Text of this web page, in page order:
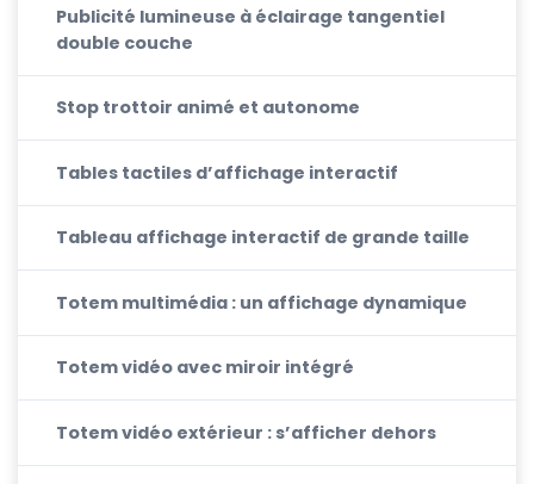
Publicité lumineuse à éclairage tangentiel
double couche
Stop trottoir animé et autonome
Tables tactiles d’affichage interactif
Tableau affichage interactif de grande taille
Totem multimédia : un affichage dynamique
Totem vidéo avec miroir intégré
Totem vidéo extérieur : s’afficher dehors